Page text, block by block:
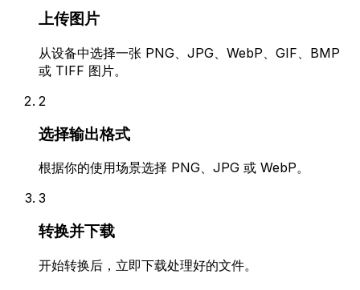
上传图片
从设备中选择一张 PNG、JPG、WebP、GIF、BMP
或 TIFF 图片。
2
选择输出格式
根据你的使用场景选择 PNG、JPG 或 WebP。
3
转换并下载
开始转换后，立即下载处理好的文件。